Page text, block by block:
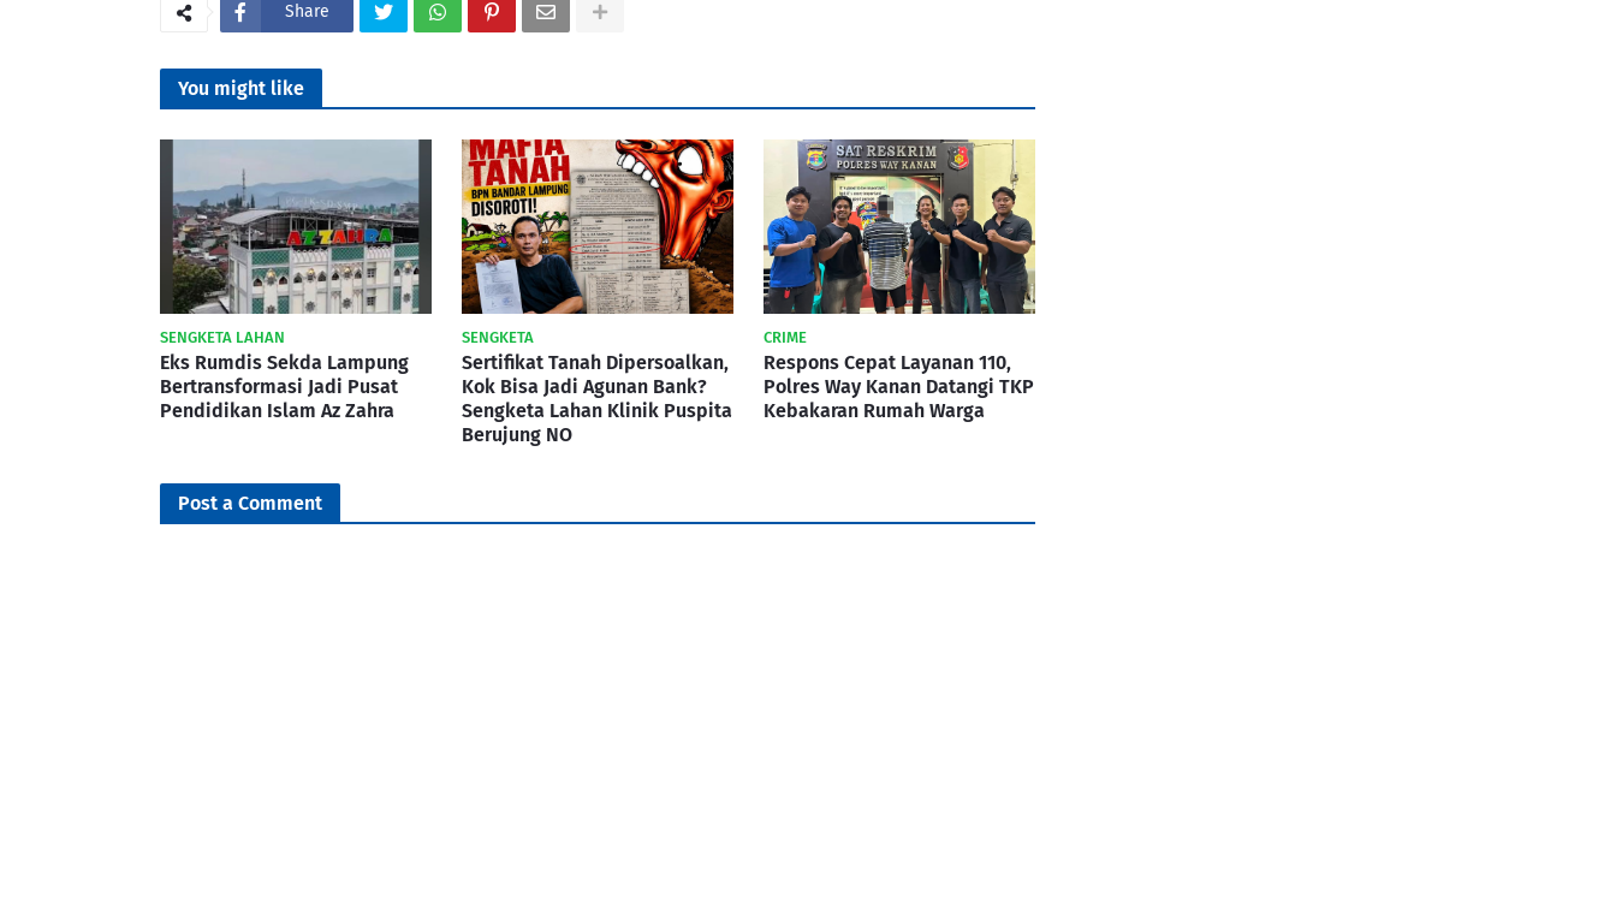
Share
You might like
SENGKETA LAHAN
Eks Rumdis Sekda Lampung
Bertransformasi Jadi Pusat
Pendidikan Islam Az Zahra
SENGKETA
Sertifikat Tanah Dipersoalkan,
Kok Bisa Jadi Agunan Bank?
Sengketa Lahan Klinik Puspita
Berujung NO
CRIME
Respons Cepat Layanan 110,
Polres Way Kanan Datangi TKP
Kebakaran Rumah Warga
Post a Comment